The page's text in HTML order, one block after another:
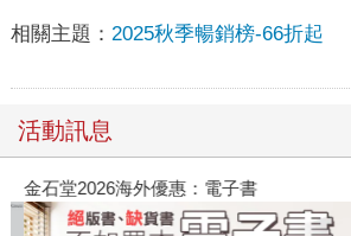
相關主題： 2025秋季暢銷榜-66折起
活動訊息
金石堂2026海外優惠：電子書